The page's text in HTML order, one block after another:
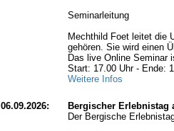
Seminarleitung
Mechthild Foet leitet die
gehören. Sie wird einen
Das live Online Seminar
Start: 17.00 Uhr - Ende:
Weitere Infos
06.09.2026:
Bergischer Erlebnistag
Der Bergische